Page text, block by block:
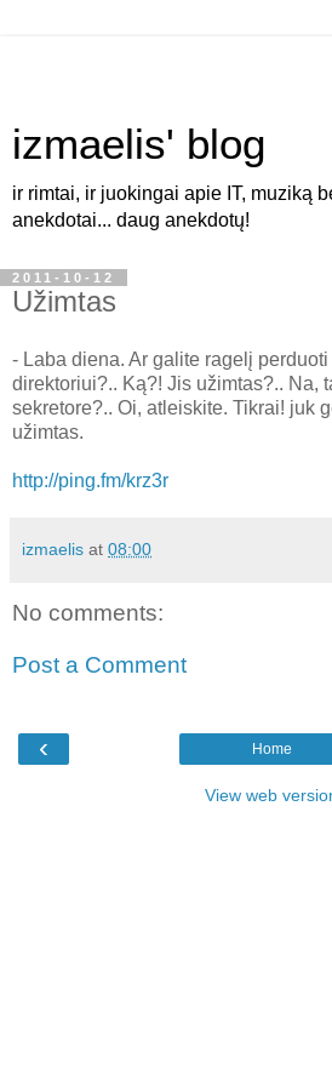
izmaelis' blog
ir rimtai, ir juokingai apie IT, muziką
anekdotai... daug anekdotų!
2011-10-12
Užimtas
- Laba diena. Ar galite ragelį
direktoriui?.. Ką?! Jis užimtas?.. Na,
sekretore?.. Oi, atleiskite. Tikrai! juk
užimtas.
http://ping.fm/krz3r
izmaelis at 08:00
No comments:
Post a Comment
‹ Home
View web